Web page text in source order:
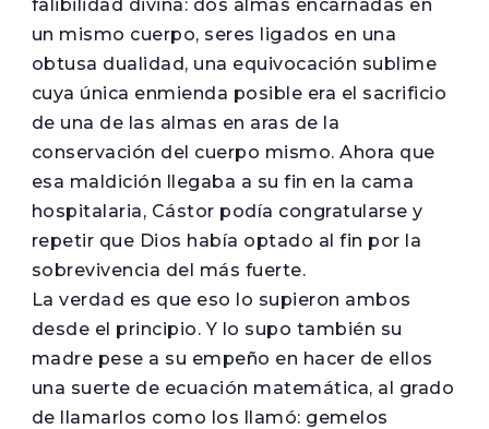
falibilidad divina: dos almas encarnadas en
un mismo cuerpo, seres ligados en una
obtusa dualidad, una equivocación sublime
cuya única enmienda posible era el sacrificio
de una de las almas en aras de la
conservación del cuerpo mismo. Ahora que
esa maldición llegaba a su fin en la cama
hospitalaria, Cástor podía congratularse y
repetir que Dios había optado al fin por la
sobrevivencia del más fuerte.
La verdad es que eso lo supieron ambos
desde el principio. Y lo supo también su
madre pese a su empeño en hacer de ellos
una suerte de ecuación matemática, al grado
de llamarlos como los llamó: gemelos